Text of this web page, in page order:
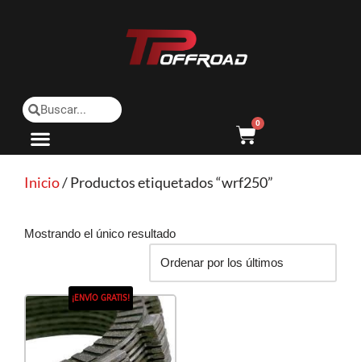
0
Inicio/ Productos etiquetados “wrf250”
Mostrando el único resultado
¡ENVÍO GRATIS!